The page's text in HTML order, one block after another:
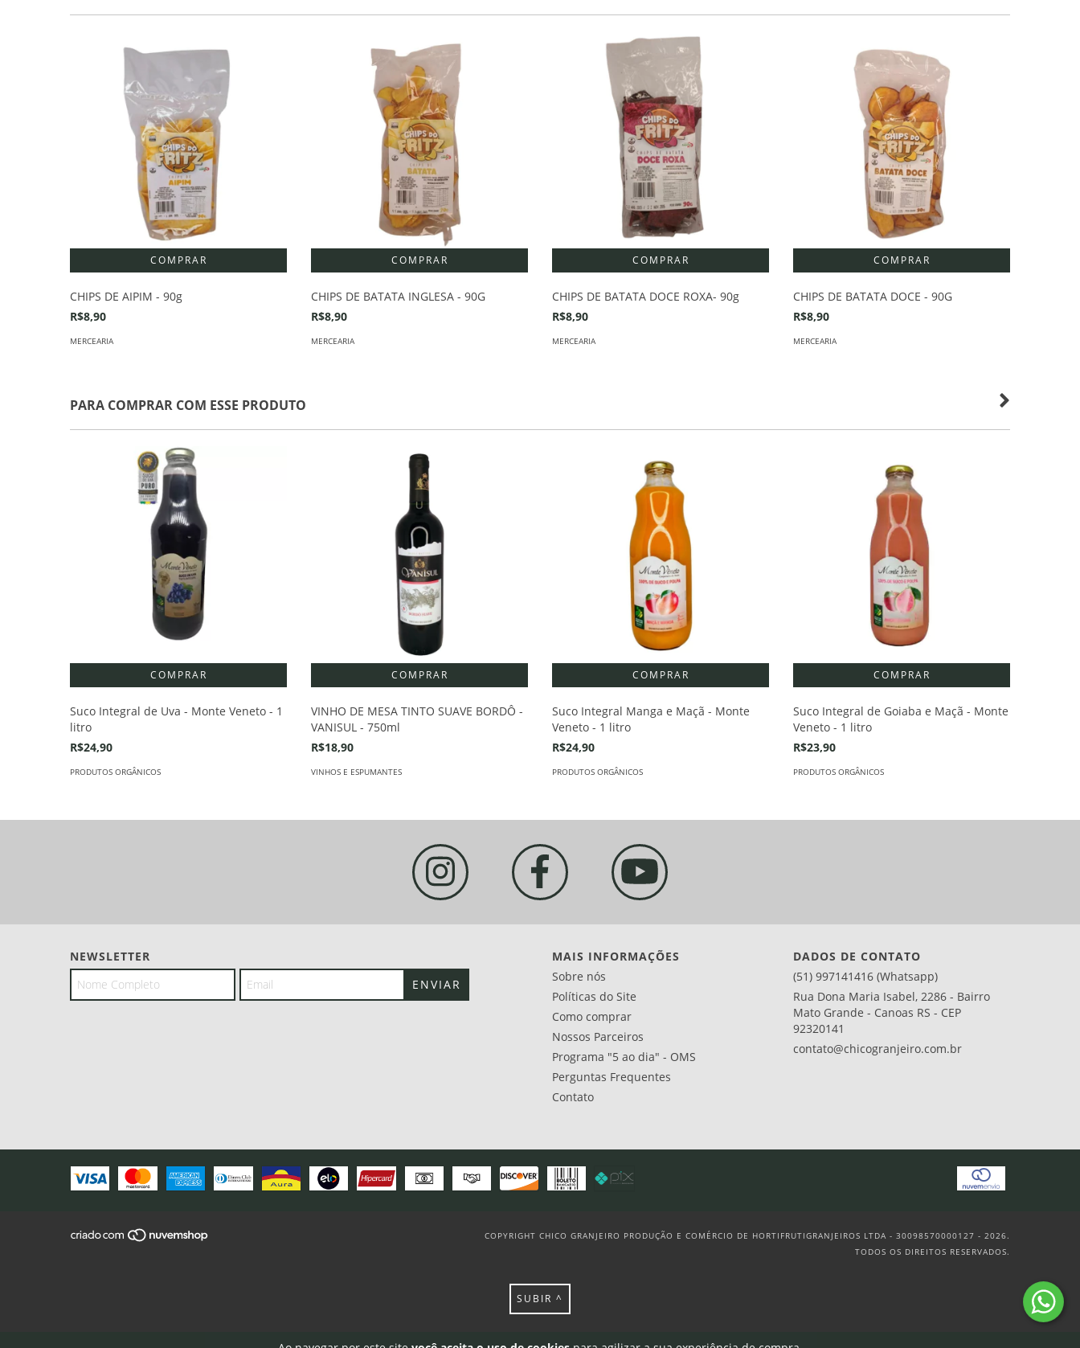
CHIPS DE AIPIM - 90g
R$8,90
MERCEARIA
CHIPS DE BATATA INGLESA - 90G
R$8,90
MERCEARIA
CHIPS DE BATATA DOCE ROXA- 90g
R$8,90
MERCEARIA
CHIPS DE BATATA DOCE - 90G
R$8,90
MERCEARIA
PARA COMPRAR COM ESSE PRODUTO
Suco Integral de Uva - Monte Veneto - 1
litro
R$24,90
PRODUTOS ORGÂNICOS
VINHO DE MESA TINTO SUAVE BORDÔ -
VANISUL - 750ml
R$18,90
VINHOS E ESPUMANTES
Suco Integral Manga e Maçã - Monte
Veneto - 1 litro
R$24,90
PRODUTOS ORGÂNICOS
Suco Integral de Goiaba e Maçã - Monte
Veneto - 1 litro
R$23,90
PRODUTOS ORGÂNICOS
NEWSLETTER
MAIS INFORMAÇÕES
Sobre nós
Políticas do Site
Como comprar
Nossos Parceiros
Programa "5 ao dia" - OMS
Perguntas Frequentes
Contato
DADOS DE CONTATO
(51) 997141416 (Whatsapp)
Rua Dona Maria Isabel, 2286 - Bairro
Mato Grande - Canoas RS - CEP
92320141
contato@chicogranjeiro.com.br
COPYRIGHT CHICO GRANJEIRO PRODUÇÃO E COMÉRCIO DE HORTIFRUTIGRANJEIROS LTDA - 30098570000127 - 2026.
TODOS OS DIREITOS RESERVADOS.
SUBIR ^